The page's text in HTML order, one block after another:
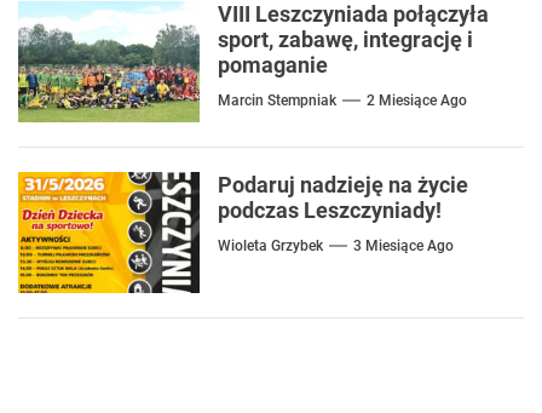
VIII Leszczyniada połączyła
sport, zabawę, integrację i
pomaganie
Marcin Stempniak 2 Miesiące Ago
Podaruj nadzieję na życie
podczas Leszczyniady!
Wioleta Grzybek 3 Miesiące Ago